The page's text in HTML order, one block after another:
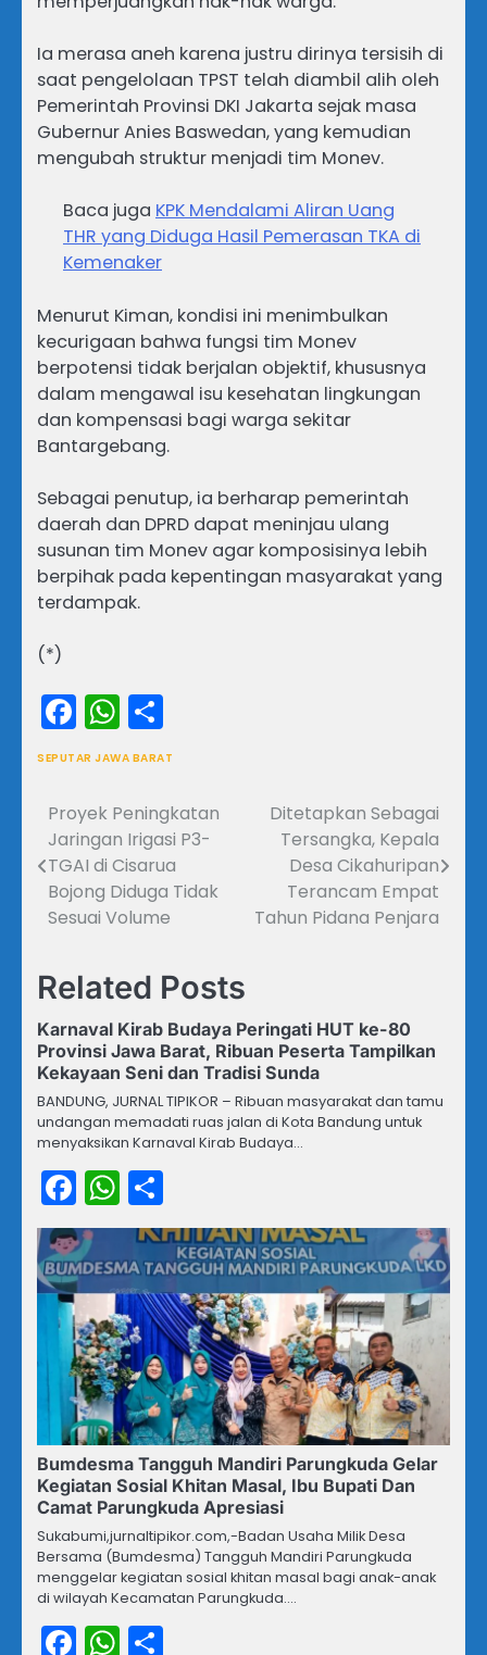
Ia merasa aneh karena justru dirinya tersisih di
saat pengelolaan TPST telah diambil alih oleh
Pemerintah Provinsi DKI Jakarta sejak masa
Gubernur Anies Baswedan, yang kemudian
mengubah struktur menjadi tim Monev.
Baca juga KPK Mendalami Aliran Uang
THR yang Diduga Hasil Pemerasan TKA di
Kemenaker
Menurut Kiman, kondisi ini menimbulkan
kecurigaan bahwa fungsi tim Monev
berpotensi tidak berjalan objektif, khususnya
dalam mengawal isu kesehatan lingkungan
dan kompensasi bagi warga sekitar
Bantargebang.
Sebagai penutup, ia berharap pemerintah
daerah dan DPRD dapat meninjau ulang
susunan tim Monev agar komposisinya lebih
berpihak pada kepentingan masyarakat yang
terdampak.
(*)
Facebook
WhatsApp
SEPUTAR JAWA BARAT
Navigasi
pos
Proyek Peningkatan
Jaringan Irigasi P3-
TGAI di Cisarua
Bojong Diduga Tidak
Sesuai Volume
Ditetapkan Sebagai
Tersangka, Kepala
Desa Cikahuripan
Terancam Empat
Tahun Pidana Penjara
Related Posts
Karnaval Kirab Budaya Peringati HUT ke-80
Provinsi Jawa Barat, Ribuan Peserta Tampilkan
Kekayaan Seni dan Tradisi Sunda
BANDUNG, JURNAL TIPIKOR – Ribuan masyarakat dan tamu
undangan memadati ruas jalan di Kota Bandung untuk
menyaksikan Karnaval Kirab Budaya…
Facebook
WhatsApp
Bumdesma Tangguh Mandiri Parungkuda Gelar
Kegiatan Sosial Khitan Masal, Ibu Bupati Dan
Camat Parungkuda Apresiasi
Sukabumi,jurnaltipikor.com,-Badan Usaha Milik Desa
Bersama (Bumdesma) Tangguh Mandiri Parungkuda
menggelar kegiatan sosial khitan masal bagi anak-anak
di wilayah Kecamatan Parungkuda.…
Facebook
WhatsApp